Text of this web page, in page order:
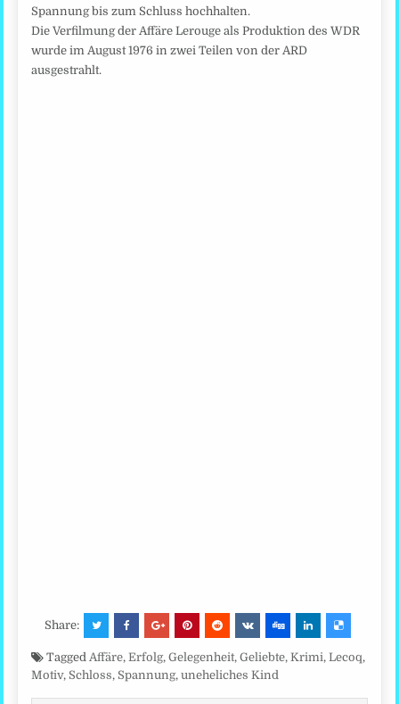
Spannung bis zum Schluss hochhalten.
Die Verfilmung der Affäre Lerouge als Produktion des WDR
wurde im August 1976 in zwei Teilen von der ARD
ausgestrahlt.
Share:
TaggedAffäre,Erfolg,Gelegenheit,Geliebte,Krimi,Lecoq,
Motiv, Schloss, Spannung,uneheliches Kind